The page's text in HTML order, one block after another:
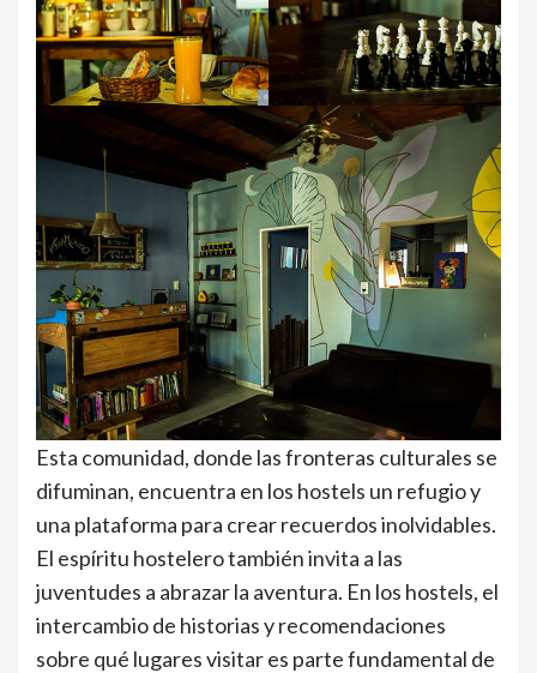
Esta comunidad, donde las fronteras culturales se
difuminan, encuentra en los hostels un refugio y
una plataforma para crear recuerdos inolvidables.
El espíritu hostelero también invita a las
juventudes a abrazar la aventura. En los hostels, el
intercambio de historias y recomendaciones
sobre qué lugares visitar es parte fundamental de